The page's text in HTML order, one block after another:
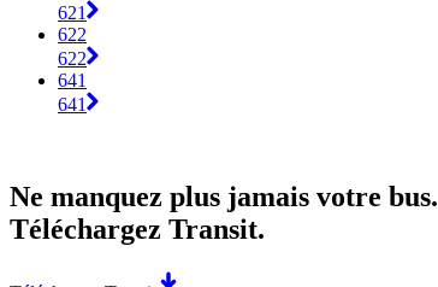
621
622
622
641
641
Ne manquez plus jamais votre bus.
Téléchargez Transit.